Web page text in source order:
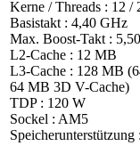
Kerne / Threads : 12 /
Basistakt : 4,40 GHz
Max. Boost-Takt :
L2-Cache : 12 MB
L3-Cache : 128 MB
64 MB 3D V-Cache)
TDP : 120 W
Sockel : AM5